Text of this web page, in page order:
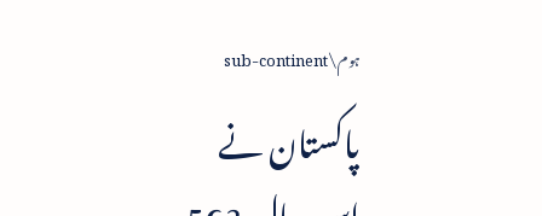
ہوم sub-continent
پاکستان نے